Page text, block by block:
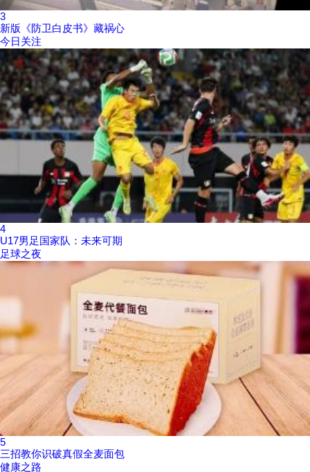
3
新版《防卫白皮书》藏祸心
今日关注
4
U17男足国家队：未来可期
足球之夜
5
三招教你识破真假全麦面包
健康之路